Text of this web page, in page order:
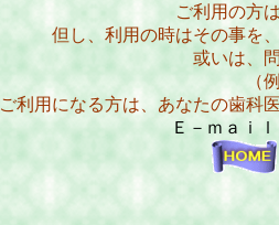
ご利用の方
但し、利用の時はその事を
或いは、
（
ご利用になる方は、あなたの歯科
Ｅ－ｍａｉ